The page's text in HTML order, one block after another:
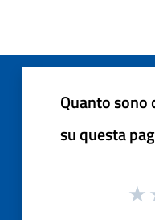
Quanto
su questa